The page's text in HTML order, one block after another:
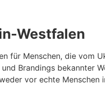
Westfalen
für Menschen, die vom
Brandings bekannter
vor echte